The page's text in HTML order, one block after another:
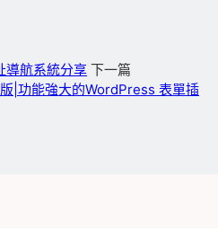
導航系統分享 下一篇
|功能強大的WordPress 表單插